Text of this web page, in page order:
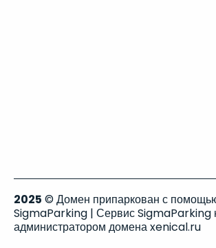
2025 © Домен припаркован с
SigmaParking | Сервис SigmaParking
администратором домена xenical.ru